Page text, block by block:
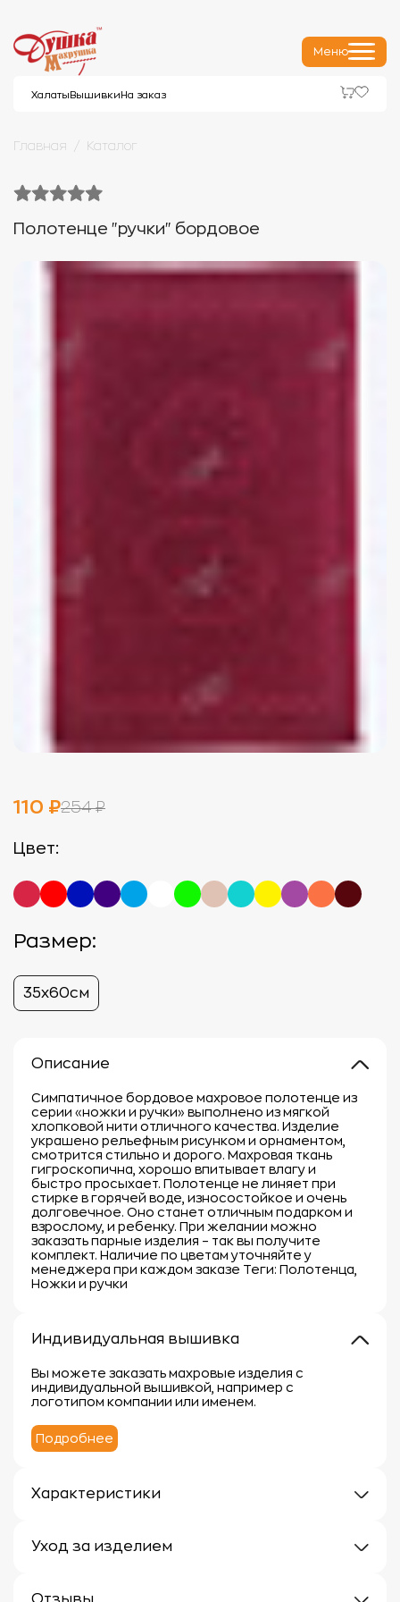
Меню
Халаты Вышивки На заказ
Главная Каталог
Полотенце "ручки" бордовое
110 ₽254 ₽
Цвет:
Размер:
35х60см
Описание
Симпатичное бордовое махровое полотенце из
серии «ножки и ручки» выполнено из мягкой
хлопковой нити отличного качества. Изделие
украшено рельефным рисунком и орнаментом,
смотрится стильно и дорого. Махровая ткань
гигроскопична, хорошо впитывает влагу и
быстро просыхает. Полотенце не линяет при
стирке в горячей воде, износостойкое и очень
долговечное. Оно станет отличным подарком и
взрослому, и ребенку. При желании можно
заказать парные изделия – так вы получите
комплект. Наличие по цветам уточняйте у
менеджера при каждом заказе Теги: Полотенца,
Ножки и ручки
Индивидуальная вышивка
Вы можете заказать махровые изделия с
индивидуальной вышивкой, например с
логотипом компании или именем.
Подробнее
Характеристики
Материал: 100% хлопок
Уход за изделием
чтобы сохранить их мягкость, впитывающие